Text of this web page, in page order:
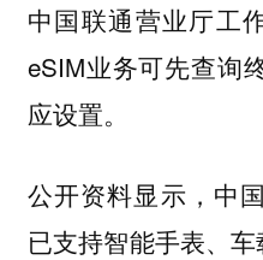
中国联通营业厅工
eSIM业务可先查询
应设置。
公开资料显示，中
已支持智能手表、